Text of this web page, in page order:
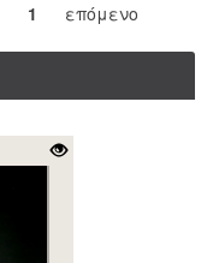
1 επόμενο